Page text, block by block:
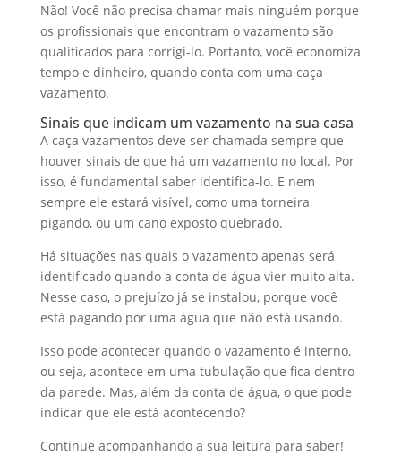
Não! Você não precisa chamar mais ninguém porque
os profissionais que encontram o vazamento são
qualificados para corrigi-lo. Portanto, você economiza
tempo e dinheiro, quando conta com uma caça
vazamento.
Sinais que indicam um vazamento na sua casa
A caça vazamentos deve ser chamada sempre que
houver sinais de que há um vazamento no local. Por
isso, é fundamental saber identifica-lo. E nem
sempre ele estará visível, como uma torneira
pigando, ou um cano exposto quebrado.
Há situações nas quais o vazamento apenas será
identificado quando a conta de água vier muito alta.
Nesse caso, o prejuízo já se instalou, porque você
está pagando por uma água que não está usando.
Isso pode acontecer quando o vazamento é interno,
ou seja, acontece em uma tubulação que fica dentro
da parede. Mas, além da conta de água, o que pode
indicar que ele está acontecendo?
Continue acompanhando a sua leitura para saber!